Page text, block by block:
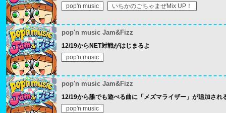
pop'n music
いちかのごちゃまぜMix UP！
pop'n music Jam&Fizz
12/19からNET対戦がはじまるよ
pop'n music
pop'n music Jam&Fizz
12/19から誰でも遊べる曲に「メズマライザー」が追加され
pop'n music